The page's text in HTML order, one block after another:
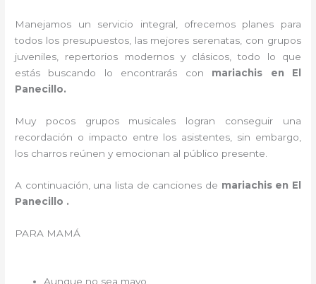
Manejamos un servicio integral, ofrecemos planes para
todos los presupuestos, las mejores serenatas, con grupos
juveniles, repertorios modernos y clásicos, todo lo que
estás buscando lo encontrarás con mariachis en El
Panecillo.
Muy pocos grupos musicales logran conseguir una
recordación o impacto entre los asistentes, sin embargo,
los charros reúnen y emocionan al público presente.
A continuación, una lista de canciones de mariachis en El
Panecillo .
PARA MAMÁ
Aunque no sea mayo